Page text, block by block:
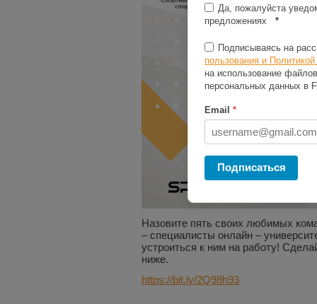
Назовите пять своих любимых
– специалисты онлайн –
устроиться к ним на работу!
ниже.
https://bit.ly/2Q98h93
Да, пожалуйста
предложениях
*
Подписываясь на
пользования и
на использование
персональных данных в
Email *
Подписаться